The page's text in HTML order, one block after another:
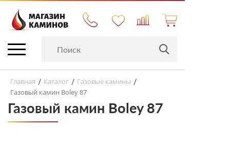
Главная / Каталог / Газовые камины /
Газовый камин Boley 87
Газовый камин Boley 87